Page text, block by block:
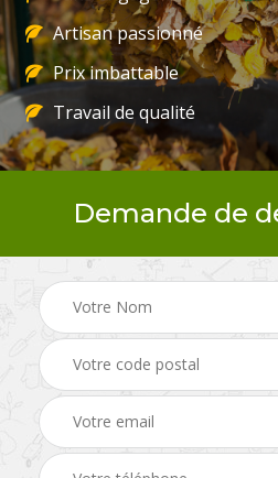
Artisan passionné
Prix imbattable
Travail de qualité
Demande de